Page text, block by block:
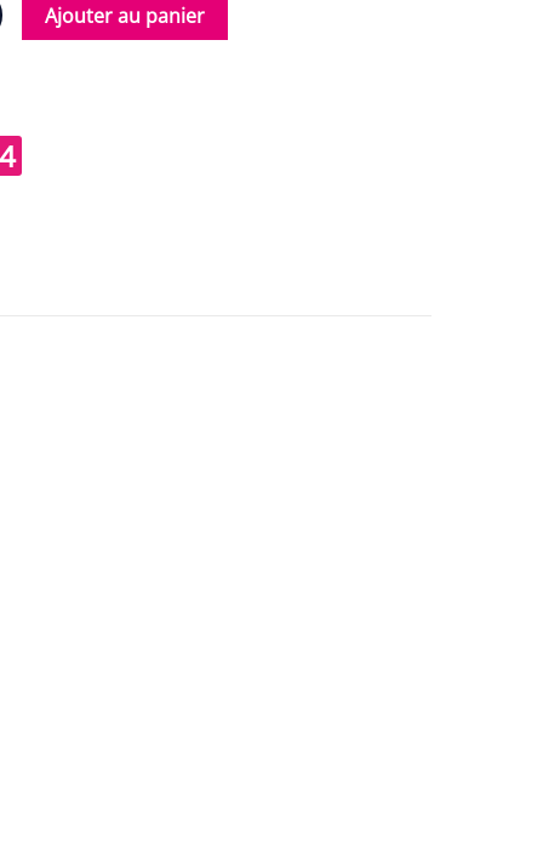
Ajouter au panier